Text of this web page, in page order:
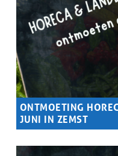
ONTMOETING
JUNI IN ZEMST
horecaondernemers in